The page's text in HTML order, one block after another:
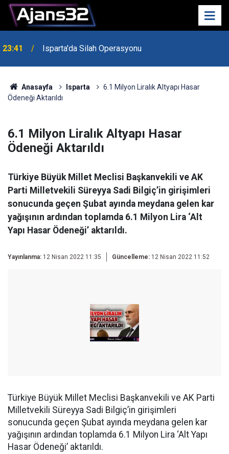
23:41 Isparta'da Silah Operasyonu
23:21 6 Mart Spor Salonu Yeniden Yükseliyor
Anasayfa Isparta
6.1 Milyon Liralık Altyapı Hasar
Ödeneği Aktarıldı
6.1 Milyon Liralık Altyapı Hasar
Ödeneği Aktarıldı
Türkiye Büyük Millet Meclisi Başkanvekili ve AK
Parti Milletvekili Süreyya Sadi Bilgiç’in girişimleri
sonucunda geçen Şubat ayında meydana gelen kar
yağışının ardından toplamda 6.1 Milyon Lira ‘Alt
Yapı Hasar Ödeneği’ aktarıldı.
Yayınlanma: 12 Nisan 2022 11:35 Güncelleme: 12 Nisan 2022 11:52
Türkiye Büyük Millet Meclisi Başkanvekili ve AK Parti
Milletvekili Süreyya Sadi Bilgiç’in girişimleri
sonucunda geçen Şubat ayında meydana gelen kar
yağışının ardından toplamda 6.1 Milyon Lira ‘Alt Yapı
Hasar Ödeneği’ aktarıldı.